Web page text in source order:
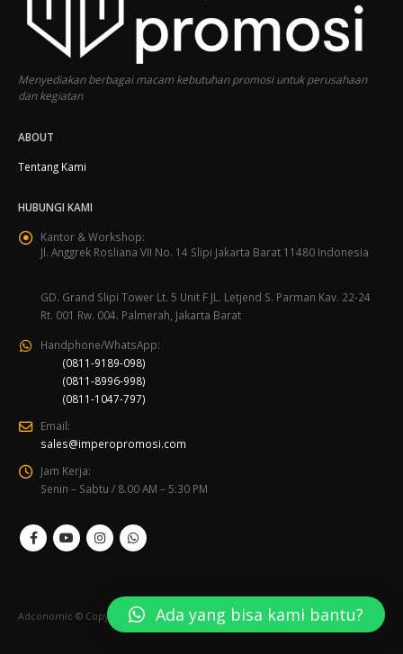
Menyediakan berbagai macam kebutuhan promosi untuk perusahaan
dan kegiatan
ABOUT
Tentang Kami
HUBUNGI KAMI
Kantor & Workshop:
Jl. Anggrek Rosliana VII No. 14 Slipi Jakarta Barat 11480 Indonesia
GD. Grand Slipi Tower Lt. 5 Unit F JL. Letjend S. Parman Kav. 22-24
Rt. 001 Rw. 004. Palmerah, Jakarta Barat
Handphone/WhatsApp:
(0811-9189-098)
(0811-8996-998)
(0811-1047-797)
Email:
sales@imperopromosi.com
Jam Kerja:
Senin – Sabtu / 8.00 AM – 5:30 PM
Adconomic © Copyright 2020. All Rights Reserved.Ada yang bisa kami bantu?